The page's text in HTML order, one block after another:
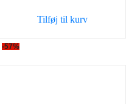
179,00 kr..
Tilføj til kurv
-57%